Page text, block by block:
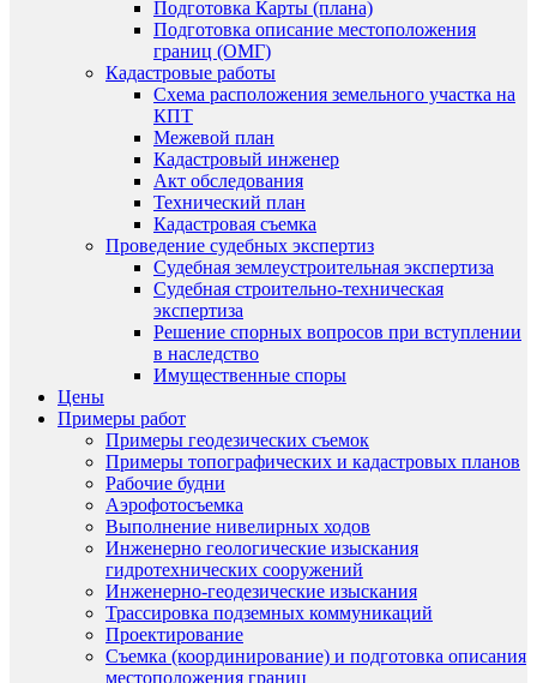
Подготовка Карты (плана)
Подготовка описание местоположения
границ (ОМГ)
Кадастровые работы
Схема расположения земельного участка на
КПТ
Межевой план
Кадастровый инженер
Акт обследования
Технический план
Кадастровая съемка
Проведение судебных экспертиз
Судебная землеустроительная экспертиза
Судебная строительно-техническая
экспертиза
Решение спорных вопросов при вступлении
в наследство
Имущественные споры
Цены
Примеры работ
Примеры геодезических съемок
Примеры топографических и кадастровых планов
Рабочие будни
Аэрофотосъемка
Выполнение нивелирных ходов
Инженерно геологические изыскания
гидротехнических сооружений
Инженерно-геодезические изыскания
Трассировка подземных коммуникаций
Проектирование
Съемка (координирование) и подготовка описания
местоположения границ